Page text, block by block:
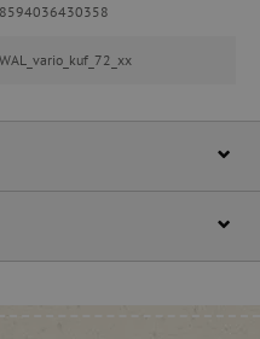
8594036430358
WAL_vario_kuf_72_xx
www.agatinsvijet.hr
privatnosti